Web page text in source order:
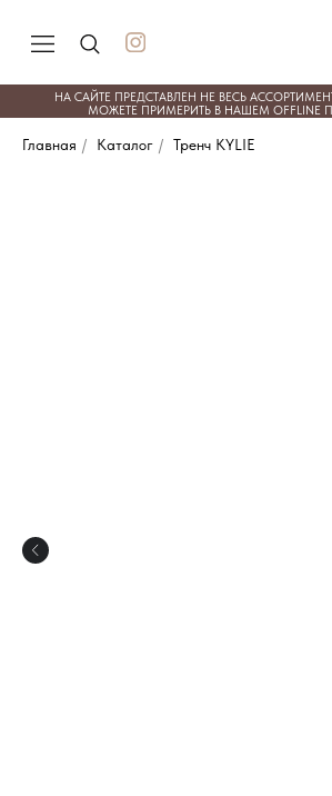
Главная / Каталог / Тренч KYLIE